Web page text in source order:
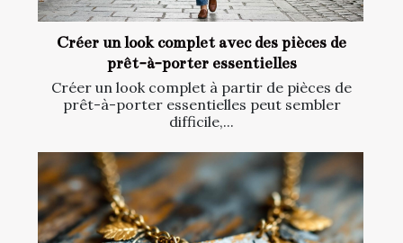
Créer un look complet avec des pièces de
prêt-à-porter essentielles
Créer un look complet à partir de pièces de
prêt-à-porter essentielles peut sembler
difficile,...